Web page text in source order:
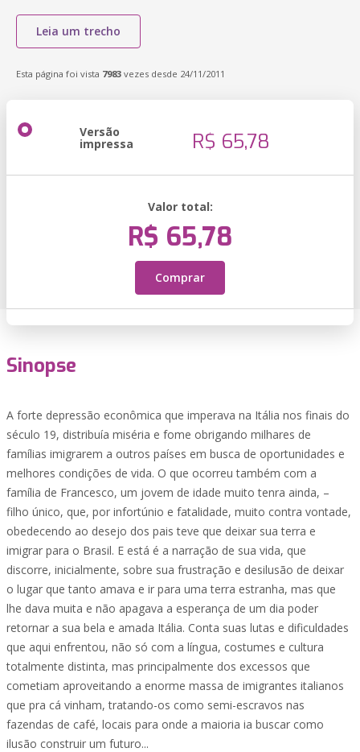
Leia um trecho
Esta página foi vista 7983 vezes desde 24/11/2011
Versão
impressa R$ 65,78
Valor total:
R$ 65,78
Comprar
Sinopse
A forte depressão econômica que imperava na Itália nos finais do
século 19, distribuía miséria e fome obrigando milhares de
famílias imigrarem a outros países em busca de oportunidades e
melhores condições de vida. O que ocorreu também com a
família de Francesco, um jovem de idade muito tenra ainda, –
filho único, que, por infortúnio e fatalidade, muito contra vontade,
obedecendo ao desejo dos pais teve que deixar sua terra e
imigrar para o Brasil. E está é a narração de sua vida, que
discorre, inicialmente, sobre sua frustração e desilusão de deixar
o lugar que tanto amava e ir para uma terra estranha, mas que
lhe dava muita e não apagava a esperança de um dia poder
retornar a sua bela e amada Itália. Conta suas lutas e dificuldades
que aqui enfrentou, não só com a língua, costumes e cultura
totalmente distinta, mas principalmente dos excessos que
cometiam aproveitando a enorme massa de imigrantes italianos
que pra cá vinham, tratando-os como semi-escravos nas
fazendas de café, locais para onde a maioria ia buscar como
ilusão construir um futuro...